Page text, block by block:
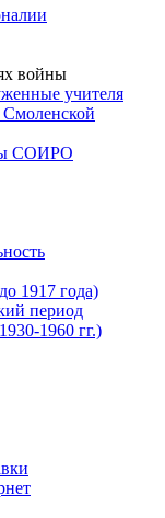
войны
учителя
Смоленской
СОИРО
1917 года)
период
1960 гг.)